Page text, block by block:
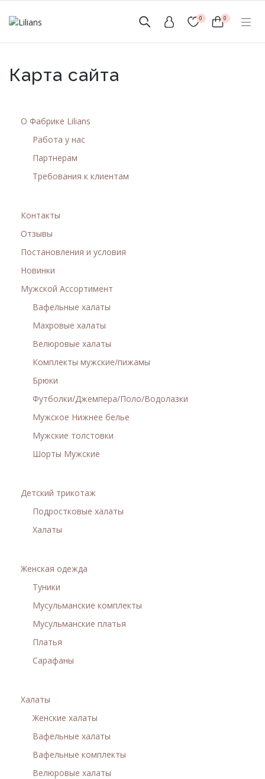
0 0
+7 (999) 156-56-43
Новинки
Детcкий трикотаж
Женская одежда
Халаты
Домашняя одежда
Жакеты женские
Комплекты женские повседневные
Куртка женская на молнии
Фуфайки женские
Джемпер на молнии
Распродажа
ОПЛАТА И ДОСТАВКА
РАСПРОДАЖА
Карта сайта
О Фабрике Lilians
Работа у нас
Партнерам
Требования к клиентам
Контакты
Отзывы
Постановления и условия
Новинки
Мужской Ассортимент
Вафельные халаты
Махровые халаты
Велюровые халаты
Комплекты мужские/пижамы
Брюки
Футболки/Джемпера/Поло/Водолазки
Мужское Нижнее белье
Мужские толстовки
Шорты Мужские
Детcкий трикотаж
Подростковые халаты
Халаты
Женская одежда
Туники
Мусульманские комплекты
Мусульманские платья
Платья
Сарафаны
Халаты
Женские халаты
Вафельные халаты
Вафельные комплекты
Велюровые халаты